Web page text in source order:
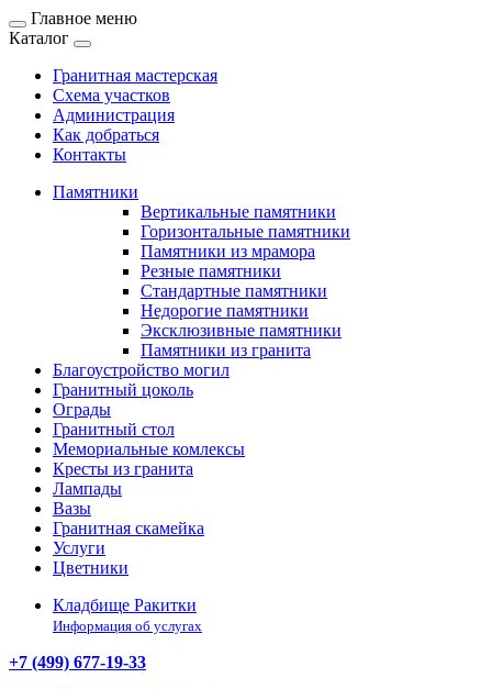
Главное меню
Каталог
Гранитная мастерская
Схема участков
Администрация
Как добраться
Контакты
Памятники
Вертикальные памятники
Горизонтальные памятники
Памятники из мрамора
Резные памятники
Стандартные памятники
Недорогие памятники
Эксклюзивные памятники
Памятники из гранита
Благоустройство могил
Гранитный цоколь
Ограды
Гранитный стол
Мемориальные комлексы
Кресты из гранита
Лампады
Вазы
Гранитная скамейка
Услуги
Цветники
Кладбище Ракитки
Информация об услугах
+7 (499) 677-19-33